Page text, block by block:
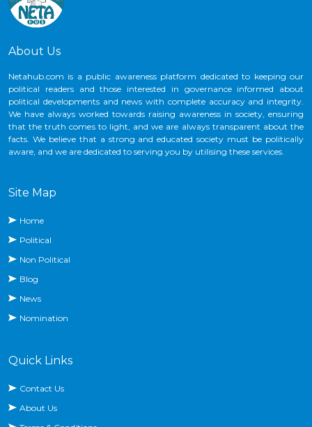
About Us
Netahub.com is a public awareness platform dedicated to keeping our
political readers and those interested in governance informed about
political developments and news with complete accuracy and integrity.
We have always worked towards raising awareness in society, ensuring
that the truth comes to light, and we are always transparent about the
facts. We believe that a strong and educated society must be politically
aware, and we are dedicated to serving you by utilising these services.
Site Map
Home
Political
Non Political
Blog
News
Nomination
Quick Links
Contact Us
About Us